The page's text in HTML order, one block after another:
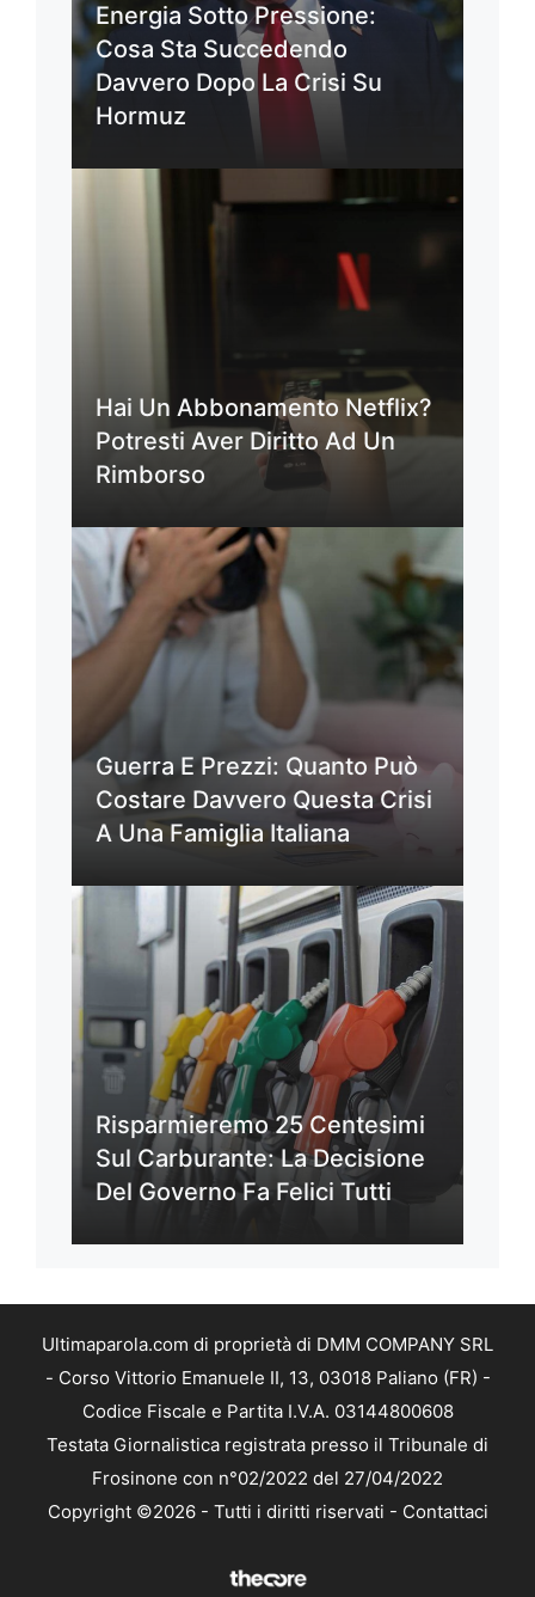
Energia Sotto Pressione:
Cosa Sta Succedendo
Davvero Dopo La Crisi Su
Hormuz
Hai Un Abbonamento Netflix?
Potresti Aver Diritto Ad Un
Rimborso
Guerra E Prezzi: Quanto Può
Costare Davvero Questa Crisi
A Una Famiglia Italiana
Risparmieremo 25 Centesimi
Sul Carburante: La Decisione
Del Governo Fa Felici Tutti
Ultimaparola.com di proprietà di DMM COMPANY SRL
- Corso Vittorio Emanuele II, 13, 03018 Paliano (FR) -
Codice Fiscale e Partita I.V.A. 03144800608
Testata Giornalistica registrata presso il Tribunale di
Frosinone con n°02/2022 del 27/04/2022
Copyright ©2026 - Tutti i diritti riservati - Contattaci